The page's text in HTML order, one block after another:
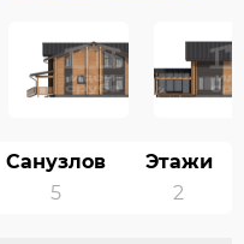
Санузлов
5
Этажи
2